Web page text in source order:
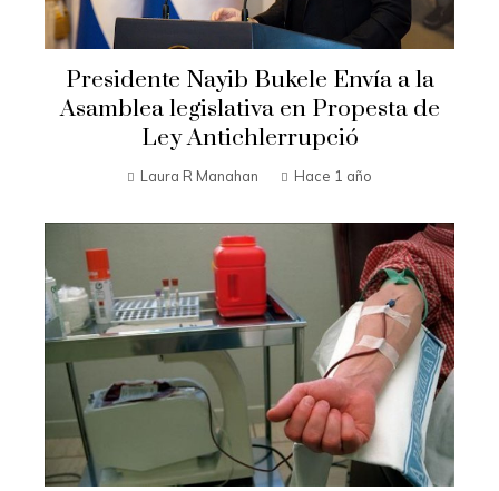
Presidente Nayib Bukele Envía a la
Asamblea legislativa en Propesta de
Ley Antichlerrupció
Laura R Manahan Hace 1 año